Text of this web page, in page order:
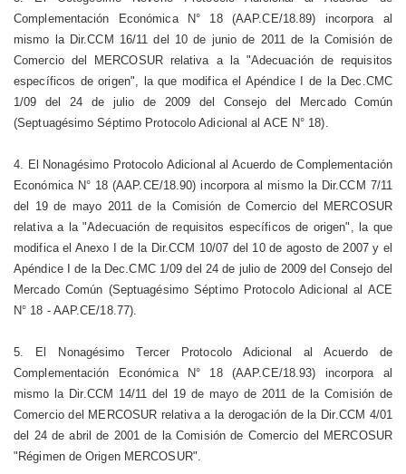
Complementación Económica N° 18 (AAP.CE/18.89) incorpora al
mismo la Dir.CCM 16/11 del 10 de junio de 2011 de la Comisión de
Comercio del MERCOSUR relativa a la "Adecuación de requisitos
específicos de origen", la que modifica el Apéndice I de la Dec.CMC
1/09 del 24 de julio de 2009 del Consejo del Mercado Común
(Septuagésimo Séptimo Protocolo Adicional al ACE N° 18).
4. El Nonagésimo Protocolo Adicional al Acuerdo de Complementación
Económica N° 18 (AAP.CE/18.90) incorpora al mismo la Dir.CCM 7/11
del 19 de mayo 2011 de la Comisión de Comercio del MERCOSUR
relativa a la "Adecuación de requisitos específicos de origen", la que
modifica el Anexo I de la Dir.CCM 10/07 del 10 de agosto de 2007 y el
Apéndice I de la Dec.CMC 1/09 del 24 de julio de 2009 del Consejo del
Mercado Común (Septuagésimo Séptimo Protocolo Adicional al ACE
N° 18 - AAP.CE/18.77).
5. El Nonagésimo Tercer Protocolo Adicional al Acuerdo de
Complementación Económica N° 18 (AAP.CE/18.93) incorpora al
mismo la Dir.CCM 14/11 del 19 de mayo de 2011 de la Comisión de
Comercio del MERCOSUR relativa a la derogación de la Dir.CCM 4/01
del 24 de abril de 2001 de la Comisión de Comercio del MERCOSUR
"Régimen de Origen MERCOSUR".